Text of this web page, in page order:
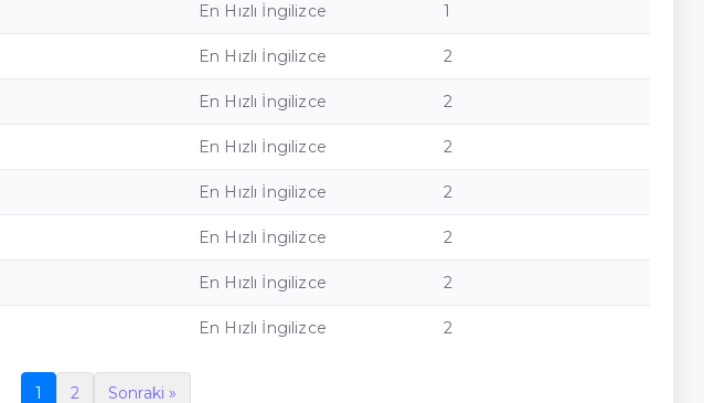
En Hızlı İngilizce 1
En Hızlı İngilizce 2
En Hızlı İngilizce 2
En Hızlı İngilizce 2
En Hızlı İngilizce 2
En Hızlı İngilizce 2
En Hızlı İngilizce 2
En Hızlı İngilizce 2
1 2 Sonraki »